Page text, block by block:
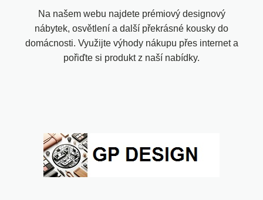
Na našem webu najdete prémiový designový
nábytek, osvětlení a další překrásné kousky do
domácnosti. Využijte výhody nákupu přes internet a
pořiďte si produkt z naší nabídky.